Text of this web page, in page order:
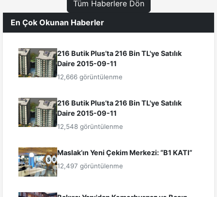
Tüm Haberlere Dön
En Çok Okunan Haberler
216 Butik Plus’ta 216 Bin TL'ye Satılık
Daire 2015-09-11
12,666 görüntülenme
216 Butik Plus’ta 216 Bin TL'ye Satılık
Daire 2015-09-11
12,548 görüntülenme
Maslak’ın Yeni Çekim Merkezi: “B1 KATI”
12,497 görüntülenme